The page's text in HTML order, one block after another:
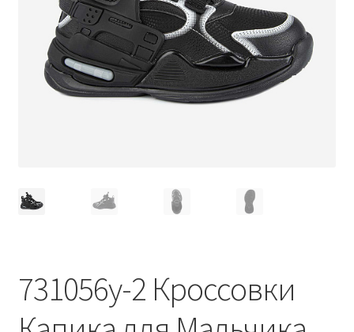
731056у-2 Кроссовки